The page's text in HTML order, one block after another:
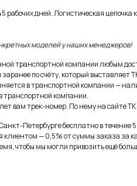
рабочих дней. Логистическая
моделей у наших менеджеров!
транспортной компании любым
по счёту, который выставляет
в транспортной компании —
транспортной компании.
вам трек-номер. По нему на сайте
Петербурге бесплатно в течение
клиентом — 0,5% от суммы заказа за
чтобы мы могли привозить ещё